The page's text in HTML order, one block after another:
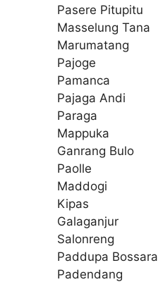
Pasere Pitupitu
Masselung Tana
Marumatang
Pajoge
Pamanca
Pajaga Andi
Paraga
Mappuka
Ganrang Bulo
Paolle
Maddogi
Kipas
Galaganjur
Salonreng
Paddupa Bossara
Padendang